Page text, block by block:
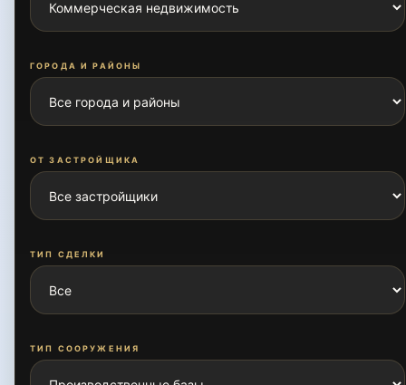
ГОРОДА И РАЙОНЫ
ОТ ЗАСТРОЙЩИКА
ТИП СДЕЛКИ
ТИП СООРУЖЕНИЯ